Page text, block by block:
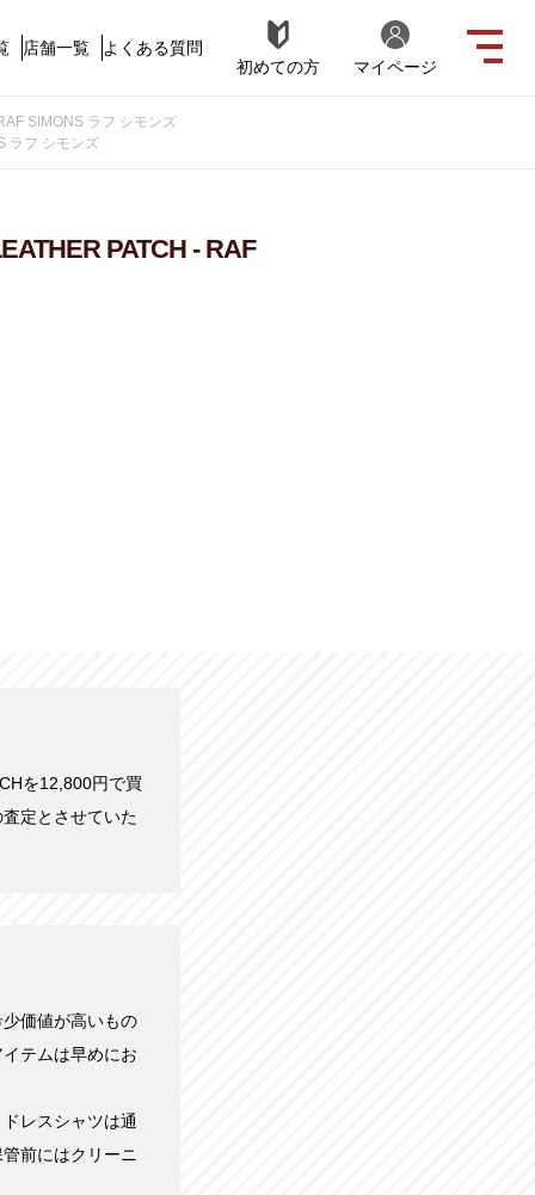
店舗一覧
よくある質問
初めての方
マイページ
SIMONS ラフ シモンズ
ラフ シモンズ
PATCH - RAF
を12,800円で買
定とさせていた
価値が高いもの
テムは早めにお
レスシャツは通
前にはクリーニ